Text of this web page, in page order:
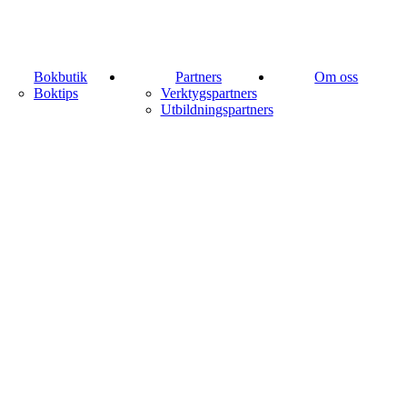
Bokbutik
Boktips
Partners
Verktygspartners
Utbildningspartners
Om oss